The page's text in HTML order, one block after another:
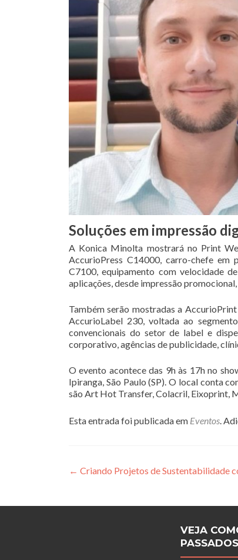
Soluções em impressão
A Konica Minolta mostrará no Print
AccurioPress C14000, carro-chefe em
C7100, equipamento com velocidade
aplicações, desde impressão
Também serão mostradas a
AccurioLabel 230, voltada ao
convencionais do setor de label e
corporativo, agências de publicidade,
O evento acontece das 9h às 17h no
Ipiranga, São Paulo (SP). O local conta
são Art Hot Transfer, Colacril, Eixoprint,
Esta entrada foi publicada em Eventos.
Navegação
← Criando Projetos de Sustentabilidade
VEJA
PASSADOS